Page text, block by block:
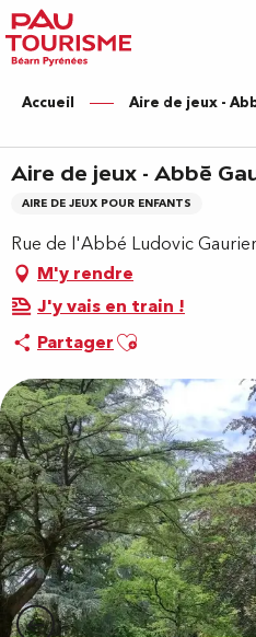
Aller
au
contenu
principal
Accueil Aire de jeux -
Aire de jeux - Abbé
AIRE DE JEUX POUR ENFANTS
Rue de l'Abbé Ludovic
M'y rendre
J'y vais en train !
PartagerAjouter aux favoris